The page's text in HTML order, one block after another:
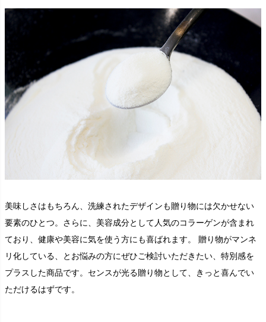
美味しさはもちろん、洗練されたデザインも贈り物には欠かせない
要素のひとつ。さらに、美容成分として人気のコラーゲンが含まれ
ており、健康や美容に気を使う方にも喜ばれます。 贈り物がマンネ
リ化している、とお悩みの方にぜひご検討いただきたい、特別感を
プラスした商品です。センスが光る贈り物として、きっと喜んでい
ただけるはずです。